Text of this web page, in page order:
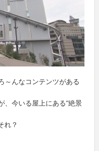
んなコンテンツがある
る屋上にある“絶景
？